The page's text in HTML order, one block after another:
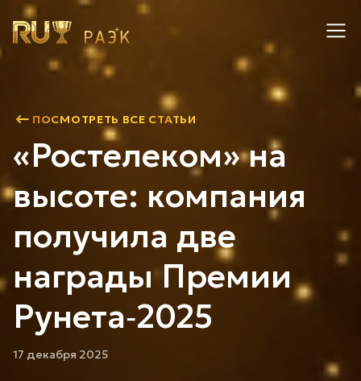
ПОСМОТРЕТЬ ВСЕ СТАТЬИ
«Ростелеком» на
высоте: компания
получила две
награды Премии
Рунета‑2025
17 декабря 2025